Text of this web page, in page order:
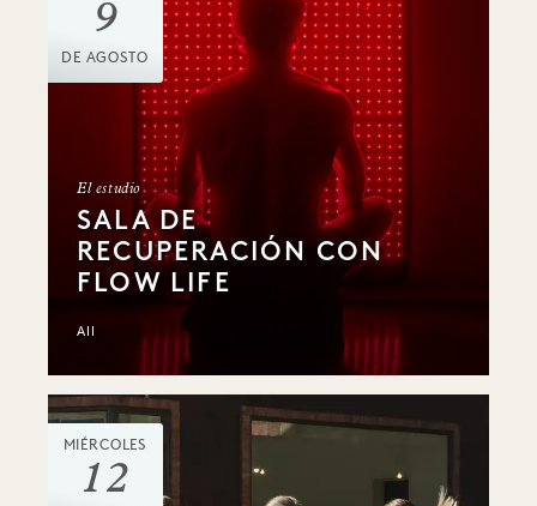
9
DE AGOSTO
El estudio
SALA DE
RECUPERACIÓN CON
FLOW LIFE
All
MIÉRCOLES
12